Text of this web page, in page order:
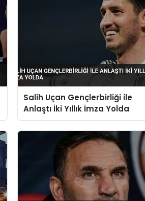
Salih Uçan Gençlerbirliği ile
Anlaştı İki Yıllık İmza Yolda